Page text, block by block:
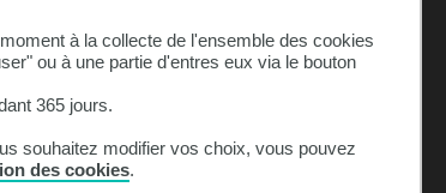
à la collecte de l'ensemble des cookies
ou à une partie d'entres eux via le bouton
365 jours.
souhaitez modifier vos choix, vous pouvez
des cookies.
Celcat
Localisation